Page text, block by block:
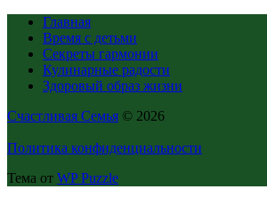
Главная
Время с детьми
Секреты гармонии
Кулинарные радости
Здоровый образ жизни
Счастливая Семья © 2026
Политика конфиденциальности
Тема от WP Puzzle